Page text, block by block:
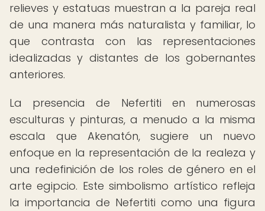
relieves y estatuas muestran a la pareja real
de una manera más naturalista y familiar, lo
que contrasta con las representaciones
idealizadas y distantes de los gobernantes
anteriores.
La presencia de Nefertiti en numerosas
esculturas y pinturas, a menudo a la misma
escala que Akenatón, sugiere un nuevo
enfoque en la representación de la realeza y
una redefinición de los roles de género en el
arte egipcio. Este simbolismo artístico refleja
la importancia de Nefertiti como una figura